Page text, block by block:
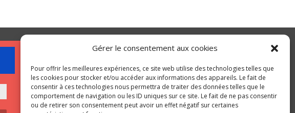
Gérer le consentement aux cookies
Pour offrir les meilleures expériences, ce site web utilise des technologies telles que
les cookies pour stocker et/ou accéder aux informations des appareils. Le fait de
consentir à ces technologies nous permettra de traiter des données telles que le
comportement de navigation ou les ID uniques sur ce site. Le fait de ne pas consentir
ou de retirer son consentement peut avoir un effet négatif sur certaines